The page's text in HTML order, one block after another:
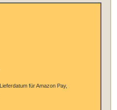
Lieferdatum für Amazon Pay,